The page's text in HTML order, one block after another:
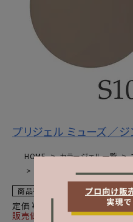
プリジェル ミューズ／
HOME カラージェル一覧
プリジェル ミューズ／ジンジ
商品番号
1010-272-01
定価 ¥
販売価格
1,512税込